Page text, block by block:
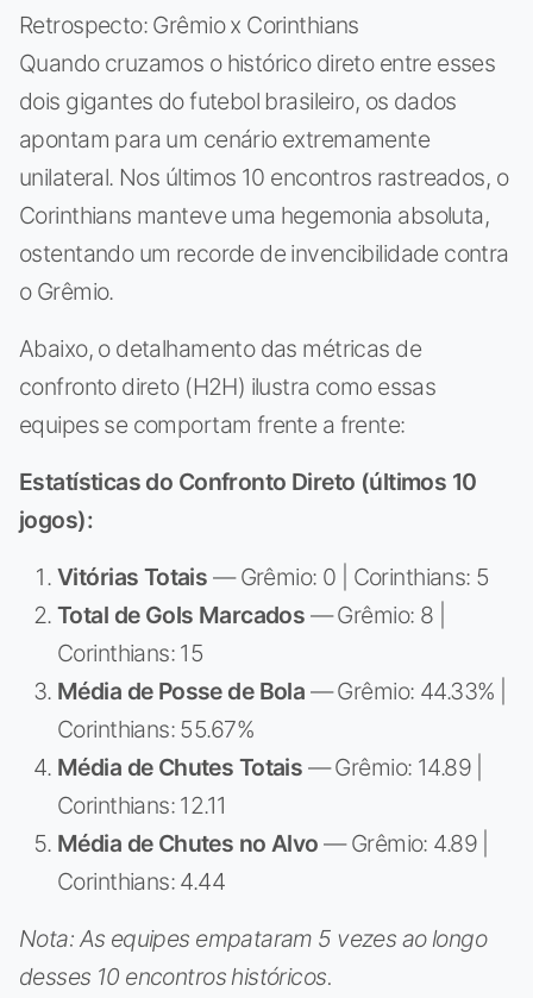
Retrospecto: Grêmio x Corinthians
Quando cruzamos o histórico direto entre esses
dois gigantes do futebol brasileiro, os dados
apontam para um cenário extremamente
unilateral. Nos últimos 10 encontros rastreados, o
Corinthians manteve uma hegemonia absoluta,
ostentando um recorde de invencibilidade contra
o Grêmio.
Abaixo, o detalhamento das métricas de
confronto direto (H2H) ilustra como essas
equipes se comportam frente a frente:
Estatísticas do Confronto Direto (últimos 10
jogos):
Vitórias Totais — Grêmio: 0 | Corinthians: 5
Total de Gols Marcados — Grêmio: 8 |
Corinthians: 15
Média de Posse de Bola — Grêmio: 44.33% |
Corinthians: 55.67%
Média de Chutes Totais — Grêmio: 14.89 |
Corinthians: 12.11
Média de Chutes no Alvo — Grêmio: 4.89 |
Corinthians: 4.44
Nota: As equipes empataram 5 vezes ao longo
desses 10 encontros históricos.